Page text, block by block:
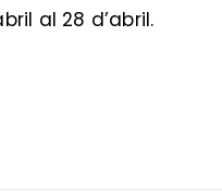
al 28 d’abril.